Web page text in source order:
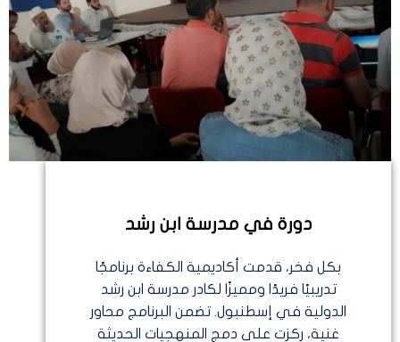
دورة في مدرسة ابن رشد
بكل فخر، قدمت أكاديمية الكفاءة برنامجًا
تدريبيًا فريدًا ومميزًا لكادر مدرسة ابن رشد
الدولية في إسطنبول. تضمن البرنامج محاور
غنية، ركزت على دمج المنهجيات الحديثة